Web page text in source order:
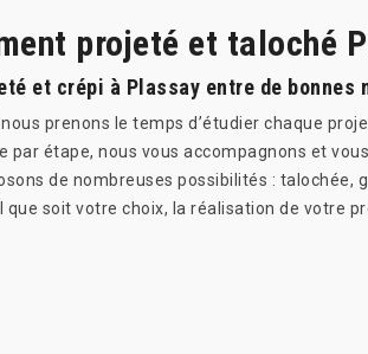
projeté et taloché
et crépi à Plassay entre de bonnes
prenons le temps d’étudier chaque
étape, nous vous accompagnons et
de nombreuses possibilités :
que soit votre choix, la réalisation de votre